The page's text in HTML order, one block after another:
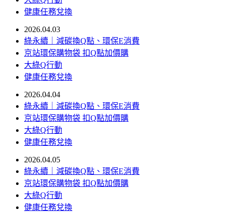
健康任務兌換
2026.04.03
綠永續｜減碳換Q點、環保E消費
京站環保購物袋 扣Q點加價購
大綠Q行動
健康任務兌換
2026.04.04
綠永續｜減碳換Q點、環保E消費
京站環保購物袋 扣Q點加價購
大綠Q行動
健康任務兌換
2026.04.05
綠永續｜減碳換Q點、環保E消費
京站環保購物袋 扣Q點加價購
大綠Q行動
健康任務兌換